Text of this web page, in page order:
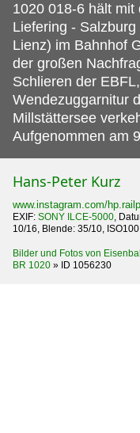
1020 018-6 hält mit
Liefering -
Lienz) im Bahnhof
der großen
Schlieren der
Wendezuggarnitur
Millstättersee
Aufgenommen am
Hans-Peter Kurz
www.instagram.com/
EXIF: SONY ILCE-5000,
10/16, Blende: 35/10,
Bilder und Fotos von
BR 1020 » ID 1056230